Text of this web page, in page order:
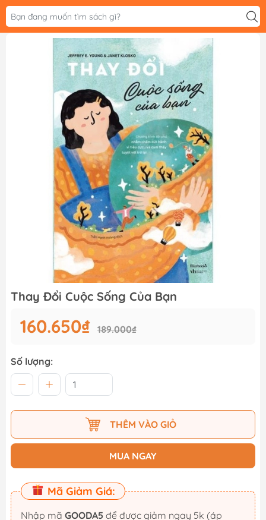
Thay Đổi Cuộc Sống Của Bạn
160.650₫ 189.000₫
Số lượng:
THÊM VÀO GIỎ
MUA NGAY
Mã Giảm Giá:
Nhập mã GOODA5